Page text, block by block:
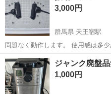
3,000円
群馬県 天王宿駅
問題なく動作します。 使用感は多
いかと思います。 箱、説明書等は
日、明日受け取り来れる方優先しま
群馬 桐生市 天王宿駅
マシン
ジャンク廃盤
1,000円